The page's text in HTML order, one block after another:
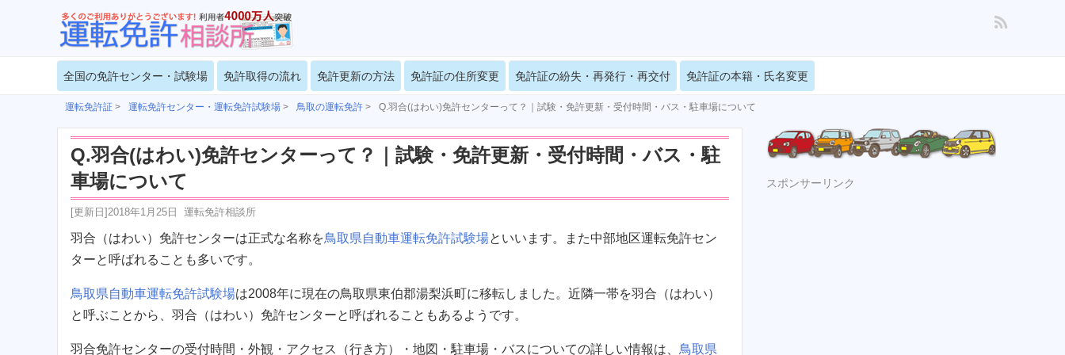
全国の免許センター・試験場 免許取得の流れ 免許更新の方法 免許証の住所変更 免許証の紛失・再発行・再交付 免許証の本籍・氏名変更
運転免許証 > 運転免許センター・運転免許試験場 > 鳥取の運転免許 > Q.羽合(はわい)免許センターって？｜試験・免許更新・受付時間・バス・駐車場について
Q.羽合(はわい)免許センターって？｜試験・免許更新・受付時間・バス・駐
車場について
[更新日]2018年1月25日 運転免許相談所
羽合（はわい）免許センターは正式な名称を鳥取県自動車運転免許試験場といいます。また中部地区運転免許セン
ターと呼ばれることも多いです。
鳥取県自動車運転免許試験場は2008年に現在の鳥取県東伯郡湯梨浜町に移転しました。近隣一帯を羽合（はわい）
と呼ぶことから、羽合（はわい）免許センターと呼ばれることもあるようです。
羽合免許センターの受付時間・外観・アクセス（行き方）・地図・駐車場・バスについての詳しい情報は、 鳥取県
スポンサーリンク